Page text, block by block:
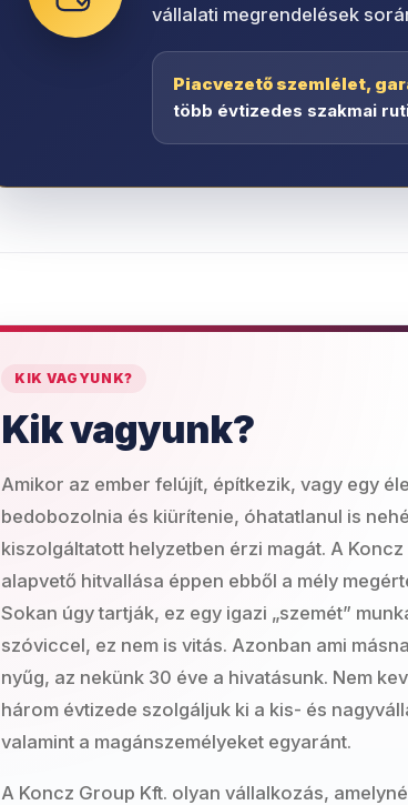
vállalati megrendelések
Piacvezető szemlélet,
több évtizedes szakmai
KIK VAGYUNK?
Kik vagyunk?
Amikor az ember felújít, építkezik, vagy egy
bedobozolnia és kiürítenie, óhatatlanul is
kiszolgáltatott helyzetben érzi magát. A Koncz
alapvető hitvallása éppen ebből a mély
Sokan úgy tartják, ez egy igazi „szemét”
szóviccel, ez nem is vitás. Azonban ami
nyűg, az nekünk 30 éve a hivatásunk. Nem
három évtizede szolgáljuk ki a kis- és
valamint a magánszemélyeket egyaránt.
A Koncz Group Kft. olyan vállalkozás,